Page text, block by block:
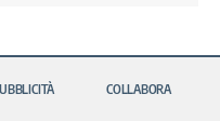
COLLABORA